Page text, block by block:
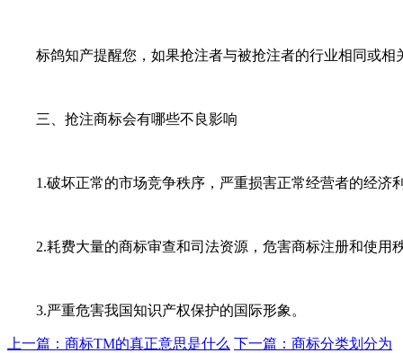
标鸽知产提醒您，如果抢注者与被抢注者的行业相同或相
三、抢注商标会有哪些不良影响
1.破坏正常的市场竞争秩序，严重损害正常经营者的经济
2.耗费大量的商标审查和司法资源，危害商标注册和使用
3.严重危害我国知识产权保护的国际形象。
上一篇：商标TM的真正意思是什么 下一篇：商标分类划分为